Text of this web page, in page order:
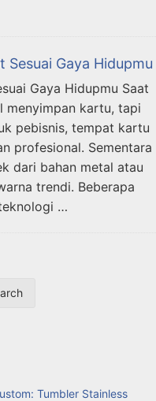
Gaya Hidupmu
Gaya Hidupmu Saat
menyimpan kartu, tapi
pebisnis, tempat kartu
profesional. Sementara
dari bahan metal atau
trendi. Beberapa
…
Tumbler Stainless